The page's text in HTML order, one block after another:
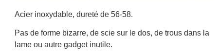
Acier inoxydable, dureté de 56-58.
Pas de forme bizarre, de scie sur le dos, de trous dans la
lame ou autre gadget inutile.